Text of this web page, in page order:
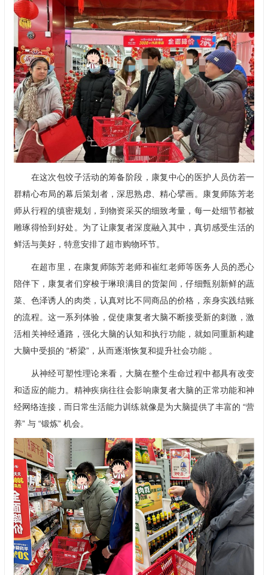
在这次包饺子活动的筹备阶段， 康复中心的医护人员仿若一
群精心布局的幕后策划者，深思熟虑、精心擘画。康复师陈芳老
师从行程的缜密规划，到物资采买的细致考量，每一处细节都被
雕琢得恰到好处。为了让康复者深度融入其中，真切感受生活的
鲜活与美好，特意安排了超市购物环节。
在超市里，在康复师陈芳老师和崔红老师等医务人员的悉心
陪伴下，康复者们穿梭于琳琅满目的货架间，仔细甄别新鲜的蔬
菜、色泽诱人的肉类，认真对比不同商品的价格，亲身实践结账
的流程。这一系列体验，促使康复者大脑不断接受新的刺激，激
活相关神经通路，强化大脑的认知和执行功能，就如同重新构建
大脑中受损的 “桥梁”，从而逐渐恢复和提升社会功能 。
从神经可塑性理论来看，大脑在整个生命过程中都具有改变
和适应的能力。精神疾病往往会影响康复者大脑的正常功能和神
经网络连接，而日常生活能力训练就像是为大脑提供了丰富的 “营
养” 与 “锻炼” 机会。